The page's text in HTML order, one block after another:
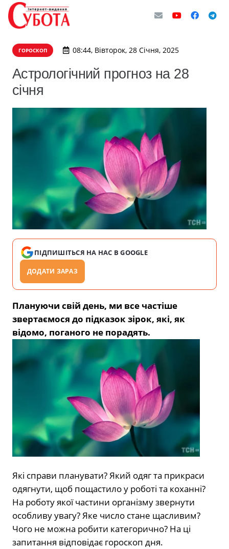
ГОРОСКОП 08:44, Вівторок, 28 Січня, 2025
Астрологічний прогноз на 28
січня
ПІДПИШІТЬСЯ НА НАС В GOOGLE
ДОДАТИ ЗАРАЗ
Плануючи свій день, ми все частіше
звертаємося до підказок зірок, які, як
відомо, поганого не порадять.
Які справи планувати? Який одяг та прикраси
одягнути, щоб пощастило у роботі та коханні?
На роботу якої частини організму звернути
особливу увагу? Яке число стане щасливим?
Чого не можна робити категорично? На ці
запитання відповідає гороскоп дня.